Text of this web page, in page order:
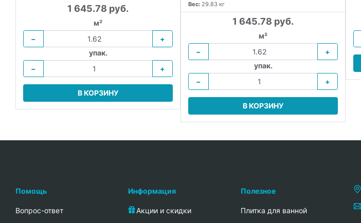
1 645.78 руб.
м²
−
+
упак.
−
+
В КОРЗИНУ
Вес: 29.83 кг
1 645.78 руб.
м²
−
+
упак.
−
+
В КОРЗИНУ
Помощь
Вопрос-ответ
Информация
Акции и скидки
Полезное
Плитка для ванной